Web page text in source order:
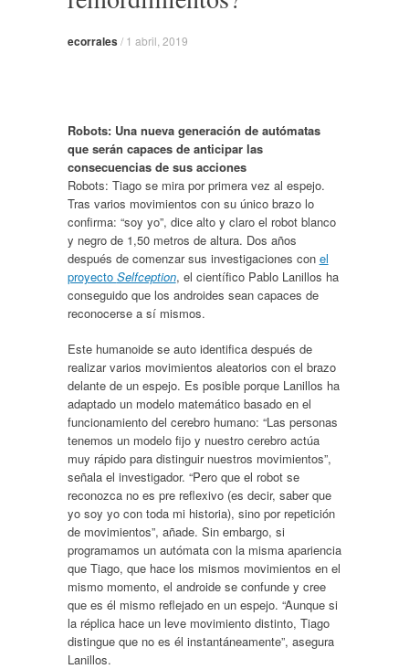
ecorrales/ 1 abril, 2019
Robots: Una nueva generación de autómatas
que serán capaces de anticipar las
consecuencias de sus acciones
Robots: Tiago se mira por primera vez al espejo.
Tras varios movimientos con su único brazo lo
confirma: “soy yo”, dice alto y claro el robot blanco
y negro de 1,50 metros de altura. Dos años
después de comenzar sus investigaciones con el
proyecto Selfception, el científico Pablo Lanillos ha
conseguido que los androides sean capaces de
reconocerse a sí mismos.
Este humanoide se auto identifica después de
realizar varios movimientos aleatorios con el brazo
delante de un espejo. Es posible porque Lanillos ha
adaptado un modelo matemático basado en el
funcionamiento del cerebro humano: “Las personas
tenemos un modelo fijo y nuestro cerebro actúa
muy rápido para distinguir nuestros movimientos”,
señala el investigador. “Pero que el robot se
reconozca no es pre reflexivo (es decir, saber que
yo soy yo con toda mi historia), sino por repetición
de movimientos”, añade. Sin embargo, si
programamos un autómata con la misma apariencia
que Tiago, que hace los mismos movimientos en el
mismo momento, el androide se confunde y cree
que es él mismo reflejado en un espejo. “Aunque si
la réplica hace un leve movimiento distinto, Tiago
distingue que no es él instantáneamente”, asegura
Lanillos.